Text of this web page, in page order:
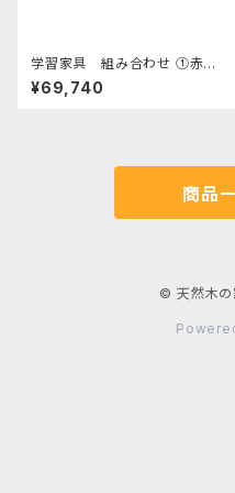
学習家具 組み合わせ ①赤松
デスク
¥69,740
商品
© 天然木の